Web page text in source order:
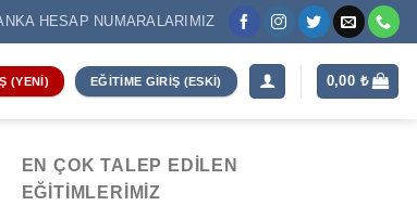
HESAP NUMARALARIMIZ
(YENI) EĞITIME GIRIŞ (ESKI) 0,00 ₺
EN ÇOK TALEP EDILEN
EĞITIMLERIMIZ